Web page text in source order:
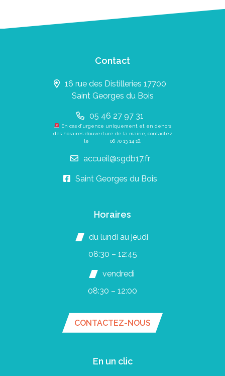
Contact
16 rue des Distilleries 17700
Saint Georges du Bois
05 46 27 97 31
En cas d’urgence uniquement et en dehors
des horaires d’ouverture de la mairie, contactez
le 06 70 13 14 18.
accueil@sgdb17.fr
Saint Georges du Bois
Horaires
du lundi au jeudi
08:30 – 12:45
vendredi
08:30 – 12:00
CONTACTEZ-NOUS
En un clic